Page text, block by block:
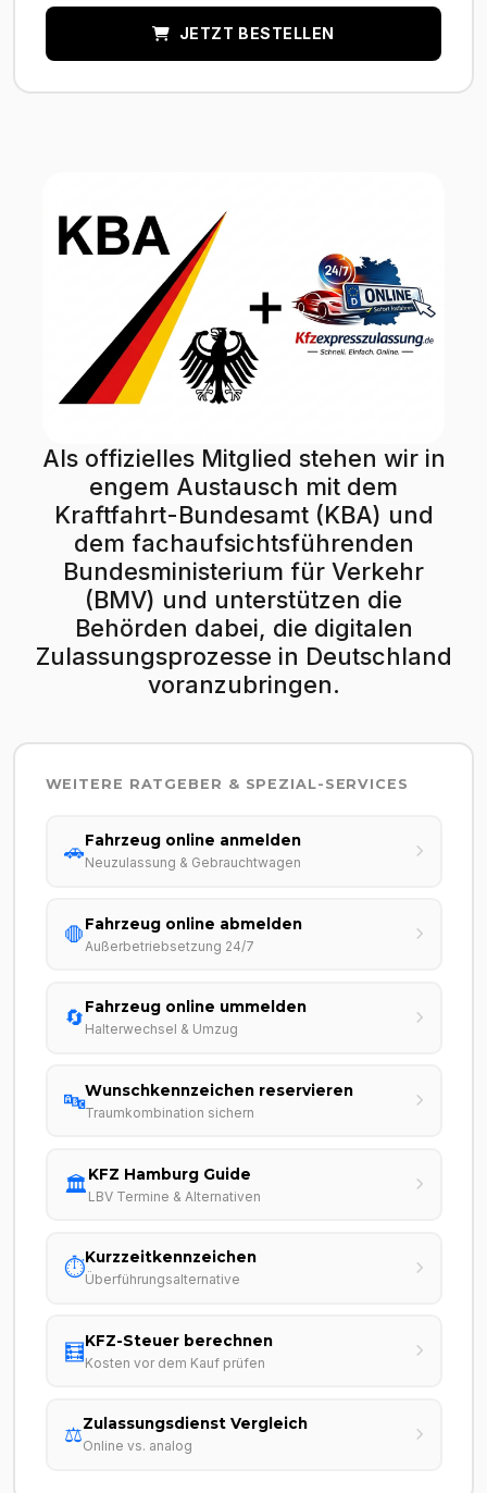
JETZT BESTELLEN
Als offizielles Mitglied stehen wir in
engem Austausch mit dem
Kraftfahrt-Bundesamt (KBA) und
dem fachaufsichtsführenden
Bundesministerium für Verkehr
(BMV) und unterstützen die
Behörden dabei, die digitalen
Zulassungsprozesse in Deutschland
voranzubringen.
WEITERE RATGEBER & SPEZIAL-SERVICES
🚗Fahrzeug online anmelden
Neuzulassung & Gebrauchtwagen
🛑Fahrzeug online abmelden
Außerbetriebsetzung 24/7
🔄Fahrzeug online ummelden
Halterwechsel & Umzug
🔤Wunschkennzeichen reservieren
Traumkombination sichern
🏛️KFZ Hamburg Guide
LBV Termine & Alternativen
⏱️Kurzzeitkennzeichen
Überführungsalternative
🧮KFZ-Steuer berechnen
Kosten vor dem Kauf prüfen
⚖️Zulassungsdienst Vergleich
Online vs. analog